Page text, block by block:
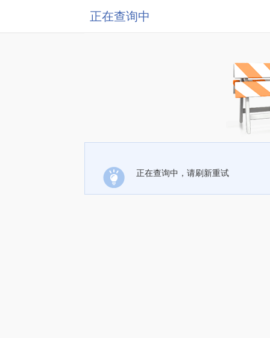
正在查询中
正在查询中，请刷新重试